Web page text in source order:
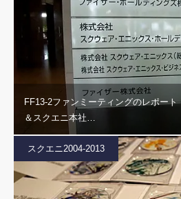
FF13-2ファンミーティングのレポー
＆スクエニ本社…
スクエニ2004-2013